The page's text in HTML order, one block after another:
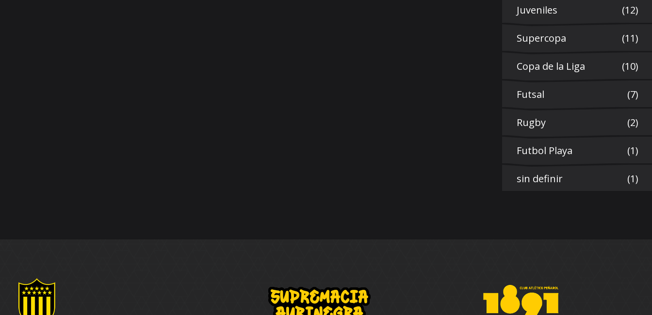
Juveniles (12)
Supercopa (11)
Copa de la Liga (10)
Futsal (7)
Rugby (2)
Futbol Playa (1)
sin definir (1)